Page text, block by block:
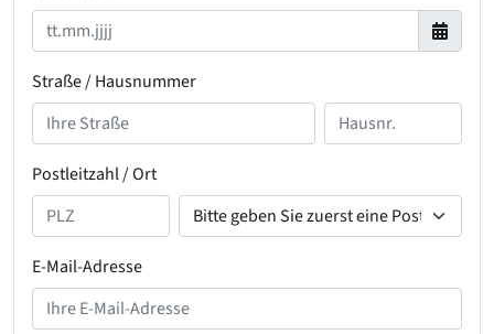
Straße / Hausnummer
Postleitzahl / Ort
E-Mail-Adresse